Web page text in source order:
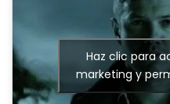
Haz clic para
marketing y